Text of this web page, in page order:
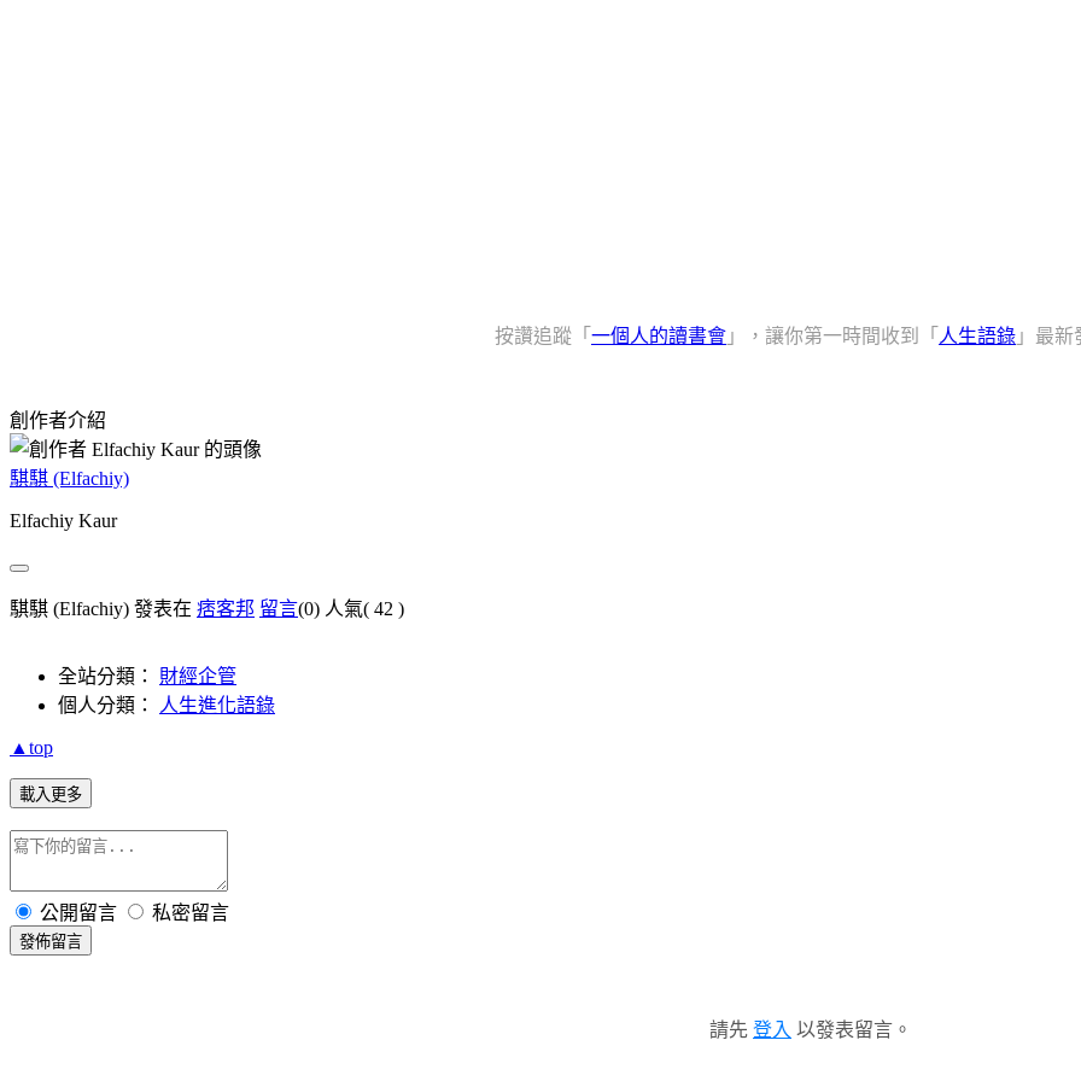
按讚追蹤「 一個人的讀書會 」，讓你第一時間收到「 人生語錄 」最新
創作者介紹
騏騏 (Elfachiy)
Elfachiy Kaur
騏騏 (Elfachiy) 發表在 痞客邦 留言(0) 人氣( 42 )
全站分類： 財經企管
個人分類：
人生進化語錄
▲top
載入更多
公開留言 私密留言
發佈留言
請先 登入 以發表留言。